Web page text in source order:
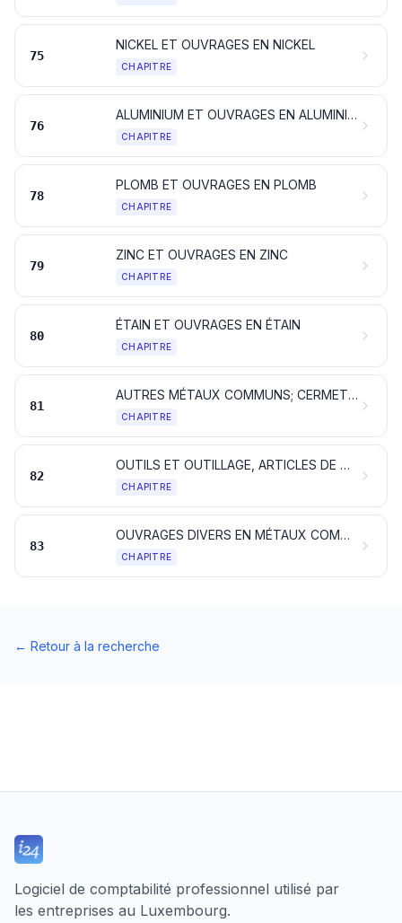
75
NICKEL ET OUVRAGES EN NICKEL
CHAPITRE
76
ALUMINIUM ET OUVRAGES EN ALUMINIUM
CHAPITRE
78
PLOMB ET OUVRAGES EN PLOMB
CHAPITRE
79
ZINC ET OUVRAGES EN ZINC
CHAPITRE
80
ÉTAIN ET OUVRAGES EN ÉTAIN
CHAPITRE
81
AUTRES MÉTAUX COMMUNS; CERMETS; OUVRAGES EN CES MATIÈRES
CHAPITRE
82
OUTILS ET OUTILLAGE, ARTICLES DE COUTELLERIE ET COUVERTS DE TABLE, EN MÉTAUX COMMUNS; PARTIES DE CES ARTICLES, EN MÉTAUX COMMUNS
CHAPITRE
83
OUVRAGES DIVERS EN MÉTAUX COMMUNS
CHAPITRE
← Retour à la recherche
Logiciel de comptabilité professionnel utilisé par
les entreprises au Luxembourg.